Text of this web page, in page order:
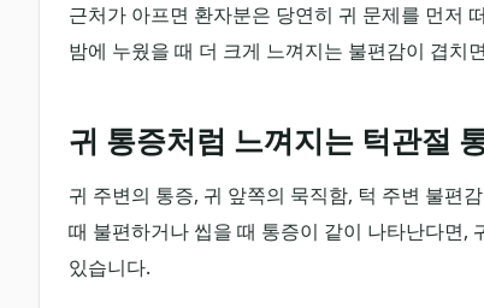
근처가 아프면 환자분은 당연히 귀 문제를 먼저
밤에 누웠을 때 더 크게 느껴지는 불편감이 겹치
귀 통증처럼 느껴지는 턱관절
귀 주변의 통증, 귀 앞쪽의 묵직함, 턱 주변 불편
때 불편하거나 씹을 때 통증이 같이 나타난다면,
있습니다.